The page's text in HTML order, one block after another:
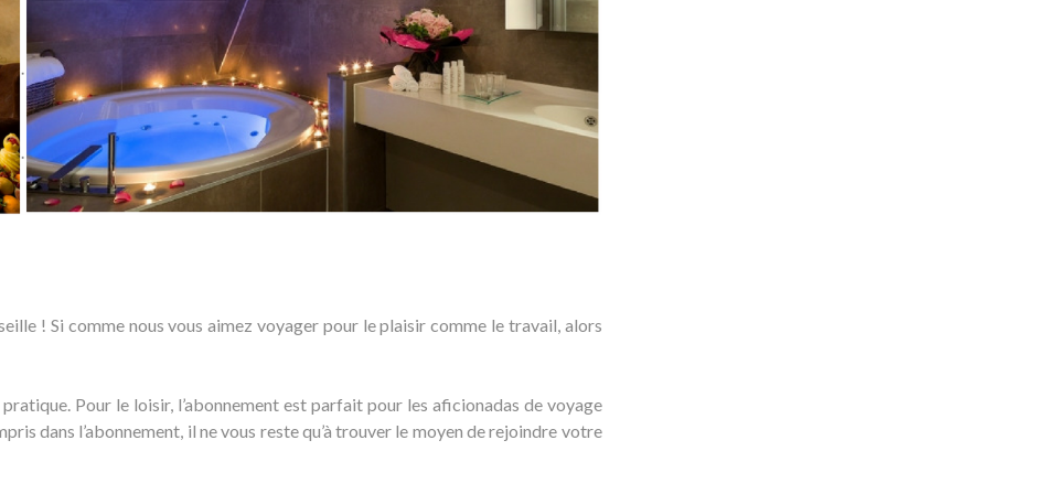
! Si comme nous vous aimez voyager pour le plaisir comme le travail, alors
Pour le loisir, l’abonnement est parfait pour les aficionadas de voyage
dans l’abonnement, il ne vous reste qu’à trouver le moyen de rejoindre votre